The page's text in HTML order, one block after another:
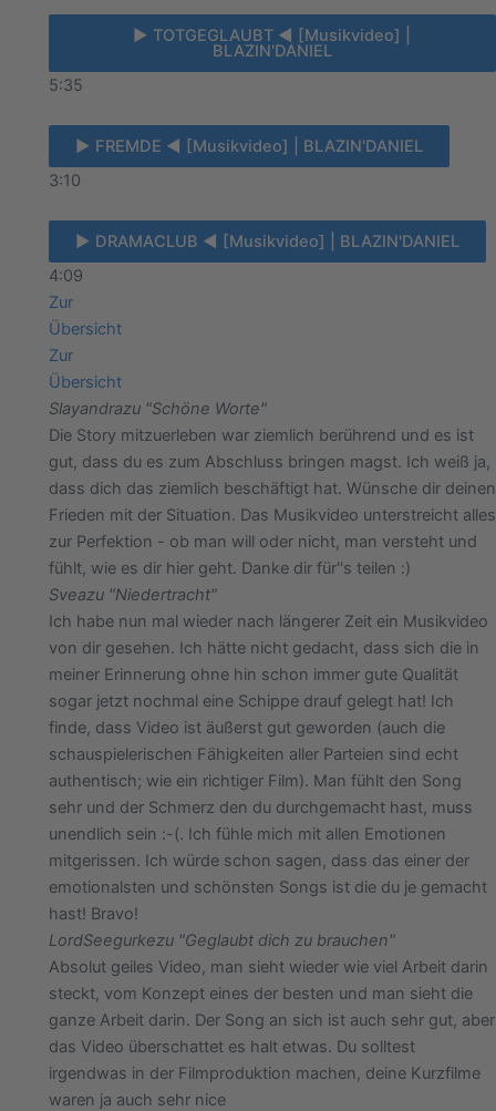
► TOTGEGLAUBT ◄ [Musikvideo] |
BLAZIN'DANIEL
5:35
► FREMDE ◄ [Musikvideo] | BLAZIN'DANIEL
3:10
► DRAMACLUB ◄ [Musikvideo] | BLAZIN'DANIEL
4:09
Zur
Übersicht
Zur
Übersicht
Slayandrazu "Schöne Worte"
Die Story mitzuerleben war ziemlich berührend und es ist
gut, dass du es zum Abschluss bringen magst. Ich weiß ja,
dass dich das ziemlich beschäftigt hat. Wünsche dir deinen
Frieden mit der Situation. Das Musikvideo unterstreicht alles
zur Perfektion - ob man will oder nicht, man versteht und
fühlt, wie es dir hier geht. Danke dir für''s teilen :)
Sveazu "Niedertracht"
Ich habe nun mal wieder nach längerer Zeit ein Musikvideo
von dir gesehen. Ich hätte nicht gedacht, dass sich die in
meiner Erinnerung ohne hin schon immer gute Qualität
sogar jetzt nochmal eine Schippe drauf gelegt hat! Ich
finde, dass Video ist äußerst gut geworden (auch die
schauspielerischen Fähigkeiten aller Parteien sind echt
authentisch; wie ein richtiger Film). Man fühlt den Song
sehr und der Schmerz den du durchgemacht hast, muss
unendlich sein :-(. Ich fühle mich mit allen Emotionen
mitgerissen. Ich würde schon sagen, dass das einer der
emotionalsten und schönsten Songs ist die du je gemacht
hast! Bravo!
LordSeegurkezu "Geglaubt dich zu brauchen"
Absolut geiles Video, man sieht wieder wie viel Arbeit darin
steckt, vom Konzept eines der besten und man sieht die
ganze Arbeit darin. Der Song an sich ist auch sehr gut, aber
das Video überschattet es halt etwas. Du solltest
irgendwas in der Filmproduktion machen, deine Kurzfilme
waren ja auch sehr nice